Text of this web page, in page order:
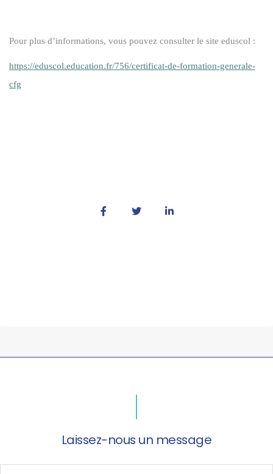
Pour plus d’informations, vous pouvez consulter le site eduscol :
https://eduscol.education.fr/756/certificat-de-formation-generale-
cfg
Laissez-nous un message